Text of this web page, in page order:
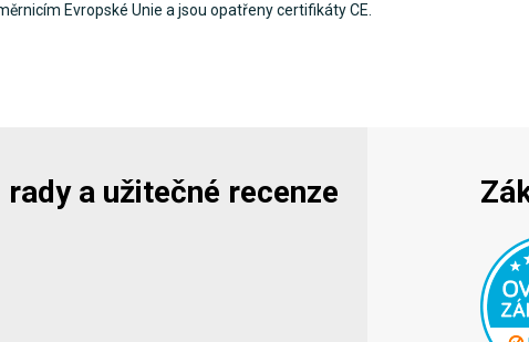
Evropské Unie a jsou opatřeny certifikáty CE.
a užitečné recenze